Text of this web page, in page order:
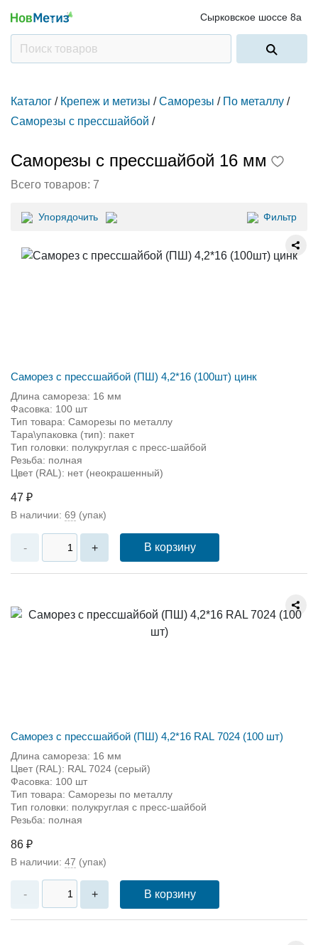
Сырковское шоссе 8а
Каталог / Крепеж и метизы / Саморезы / По металлу /
Саморезы с прессшайбой /
Саморезы с прессшайбой 16 мм
Всего товаров: 7
Упорядочить Фильтр
Саморез с прессшайбой (ПШ) 4,2*16 (100шт) цинк
Длина самореза: 16 мм
Фасовка: 100 шт
Тип товара: Саморезы по металлу
Тара\упаковка (тип): пакет
Тип головки: полукруглая с пресс-шайбой
Резьба: полная
Цвет (RAL): нет (неокрашенный)
47 ₽
В наличии: 69 (упак)
- + В корзину
Саморез с прессшайбой (ПШ) 4,2*16 RAL 7024 (100 шт)
Длина самореза: 16 мм
Цвет (RAL): RAL 7024 (серый)
Фасовка: 100 шт
Тип товара: Саморезы по металлу
Тип головки: полукруглая с пресс-шайбой
Резьба: полная
86 ₽
В наличии: 47 (упак)
- + В корзину